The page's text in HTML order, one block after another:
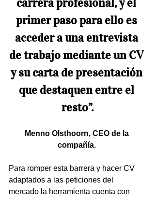
primer paso para ello es
acceder a una entrevista
de trabajo mediante un CV
y su carta de presentación
que destaquen entre el
resto”.
Menno Olsthoorn, CEO de la
compañía.
Para romper esta barrera y hacer CV
adaptados a las peticiones del
mercado la herramienta cuenta con